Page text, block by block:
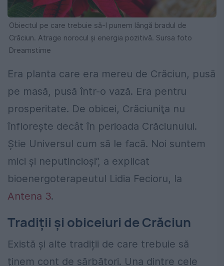
Obiectul pe care trebuie să-l punem lângă bradul de
Crăciun. Atrage norocul și energia pozitivă. Sursa foto
Dreamstime
Era planta care era mereu de Crăciun, pusă
pe masă, pusă într-o vază. Era pentru
prosperitate. De obicei, Crăciuniţa nu
înfloreşte decât în perioada Crăciunului.
Ştie Universul cum să le facă. Noi suntem
mici şi neputincioşi”, a explicat
bioenergoterapeutul Lidia Fecioru, la
Antena 3.
Tradiții și obiceiuri de Crăciun
Există și alte tradiții de care trebuie să
ținem cont de sărbători. Una dintre cele